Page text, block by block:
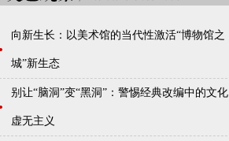
向新生长：以美术馆的当代性激活“博物馆之
城”新生态
别让“脑洞”变“黑洞”：警惕经典改编中的文化
虚无主义